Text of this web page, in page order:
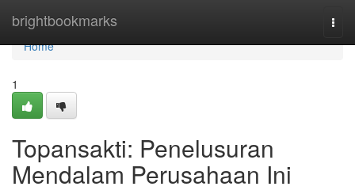
brightbookmarks
Home
Home
1
Topansakti: Penelusuran
Mendalam Perusahaan Ini